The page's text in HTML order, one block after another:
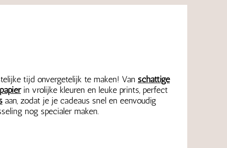
tijd onvergetelijk te maken! Van schattige
in vrolijke kleuren en leuke prints, perfect
aan, zodat je je cadeaus snel en eenvoudig
nog specialer maken.